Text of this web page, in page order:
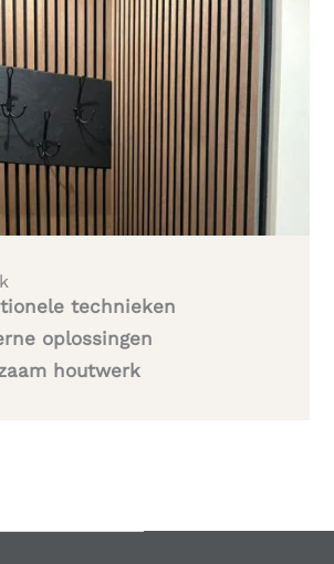
technieken
oplossingen
houtwerk